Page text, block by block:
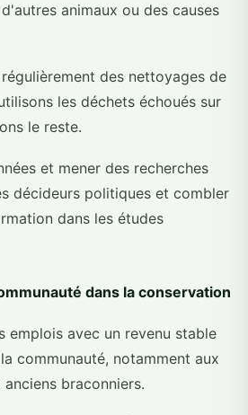
animaux ou des causes
des nettoyages de
les déchets échoués sur
le reste.
et mener des recherches
décideurs politiques et combler
dans les études
dans la conservation
emplois avec un revenu stable
communauté, notamment aux
braconniers.